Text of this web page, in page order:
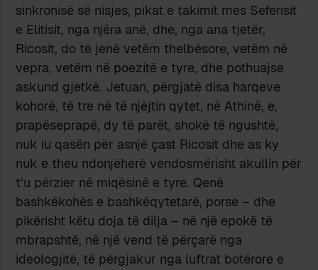
sinkronisë së nisjes, pikat e takimit mes Seferisit
e Elitisit, nga njëra anë, dhe, nga ana tjetër,
Ricosit, do të jenë vetëm thelbësore, vetëm në
vepra, vetëm në poezitë e tyre, dhe pothuajse
askund gjetkë. Jetuan, përgjatë disa harqeve
kohorë, të tre në të njëjtin qytet, në Athinë, e,
prapëseprapë, dy të parët, shokë të ngushtë,
nuk iu qasën për asnjë çast Ricosit dhe as ky
nuk e theu ndonjëherë vendosmërisht akullin për
t’u përzier në miqësinë e tyre. Qenë
bashkëkohës e bashkëqytetarë, porse – dhe
pikërisht këtu doja të dilja – në një epokë të
mbrapshtë, në një vend të përçarë nga
ideologjitë, të përgjakur nga luftrat botërore e